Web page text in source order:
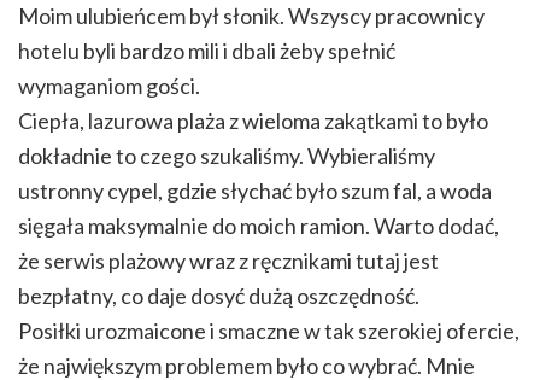
Moim ulubieńcem był słonik. Wszyscy pracownicy
hotelu byli bardzo mili i dbali żeby spełnić
wymaganiom gości.
Ciepła, lazurowa plaża z wieloma zakątkami to było
dokładnie to czego szukaliśmy. Wybieraliśmy
ustronny cypel, gdzie słychać było szum fal, a woda
sięgała maksymalnie do moich ramion. Warto dodać,
że serwis plażowy wraz z ręcznikami tutaj jest
bezpłatny, co daje dosyć dużą oszczędność.
Posiłki urozmaicone i smaczne w tak szerokiej ofercie,
że największym problemem było co wybrać. Mnie